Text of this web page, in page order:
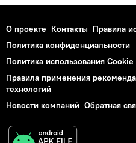
О проекте Контакты Правила
Политика конфиденциальности
Политика использования Cookie
Правила применения
технологий
Новости компаний Обратная